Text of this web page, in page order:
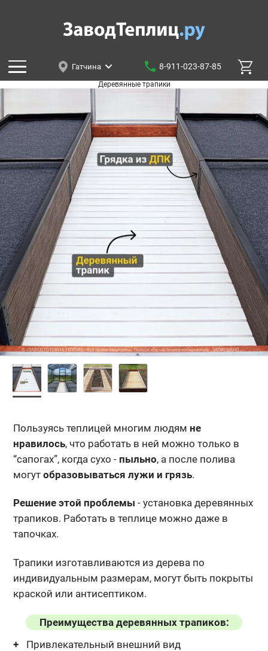
Гатчина 8-911-023-87-85
Деревянные трапики
Пользуясь теплицей многим людям не
нравилось, что работать в ней можно только в
“сапогах”, когда сухо - пыльно, а после полива
могут образовываться лужи и грязь.
Решение этой проблемы - установка деревянных
трапиков. Работать в теплице можно даже в
тапочках.
Трапики изготавливаются из дерева по
индивидуальным размерам, могут быть покрыты
краской или антисептиком.
Преимущества деревянных трапиков:
Привлекательный внешний вид